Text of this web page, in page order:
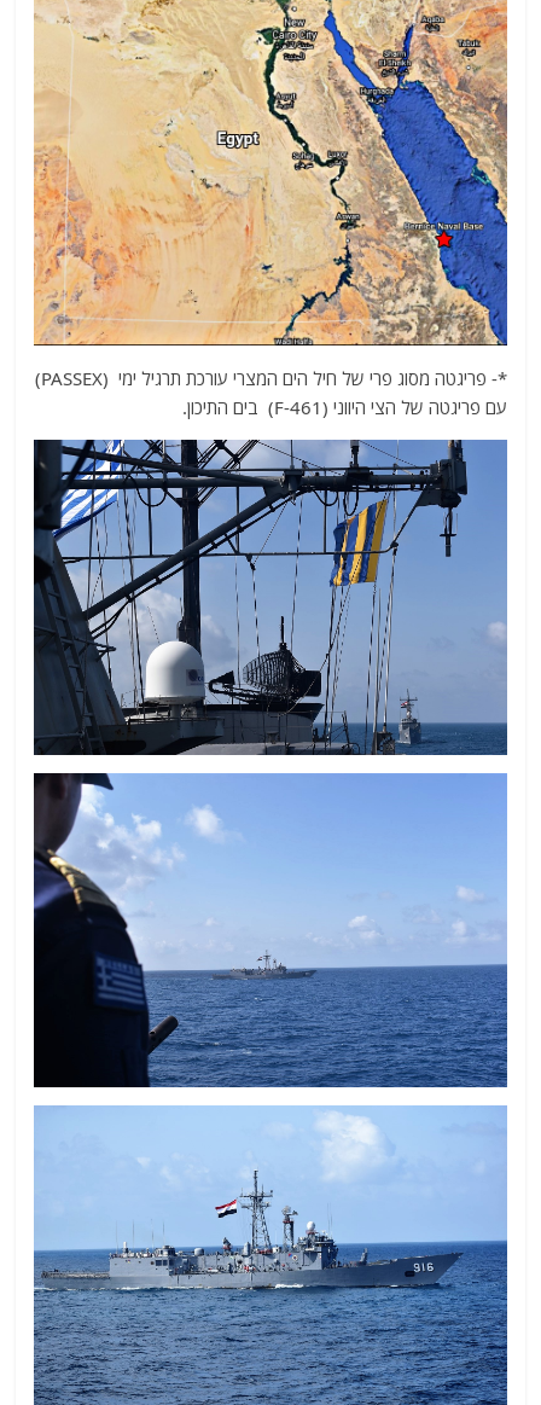
*- פריגטה מסוג פרי של חיל הים המצרי עורכת תרגיל ימי (PASSEX)
עם פריגטה של הצי היווני (F-461) בים התיכון.